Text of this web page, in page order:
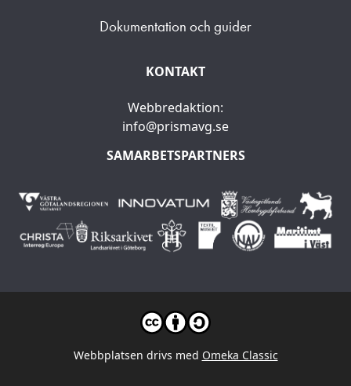
Dokumentation och guider
KONTAKT
Webbredaktion:
info@prismavg.se
SAMARBETSPARTNERS
Webbplatsen drivs med Omeka Classic